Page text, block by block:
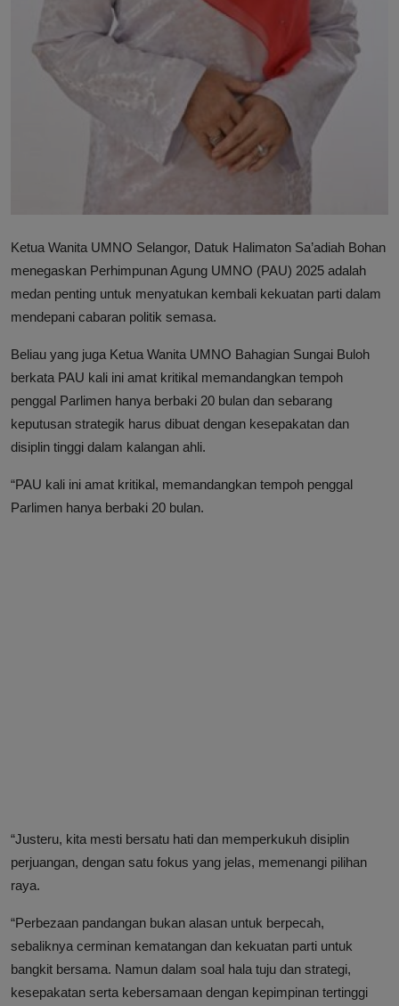
Ketua Wanita UMNO Selangor, Datuk Halimaton Sa’adiah Bohan
menegaskan Perhimpunan Agung UMNO (PAU) 2025 adalah
medan penting untuk menyatukan kembali kekuatan parti dalam
mendepani cabaran politik semasa.
Beliau yang juga Ketua Wanita UMNO Bahagian Sungai Buloh
berkata PAU kali ini amat kritikal memandangkan tempoh
penggal Parlimen hanya berbaki 20 bulan dan sebarang
keputusan strategik harus dibuat dengan kesepakatan dan
disiplin tinggi dalam kalangan ahli.
“PAU kali ini amat kritikal, memandangkan tempoh penggal
Parlimen hanya berbaki 20 bulan.
“Justeru, kita mesti bersatu hati dan memperkukuh disiplin
perjuangan, dengan satu fokus yang jelas, memenangi pilihan
raya.
“Perbezaan pandangan bukan alasan untuk berpecah,
sebaliknya cerminan kematangan dan kekuatan parti untuk
bangkit bersama. Namun dalam soal hala tuju dan strategi,
kesepakatan serta kebersamaan dengan kepimpinan tertinggi